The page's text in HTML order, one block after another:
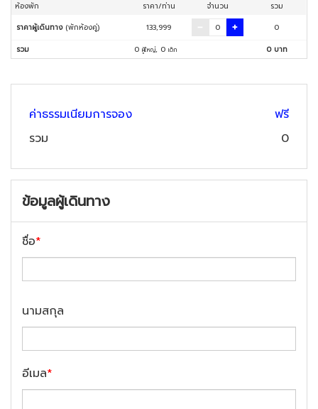
ห้องพัก ราคา/ท่าน จำนวน
รวม
ราคาผู้เดินทาง (พักห้องคู่) 133,999 0
รวม 0 ผู้ใหญ่, 0 เด็ก 0 บาท
ค่าธรรมเนียมการจอง
ฟรี
รวม
0
ข้อมูลผู้เดินทาง
ชื่อ*
นามสกุล
อีเมล*